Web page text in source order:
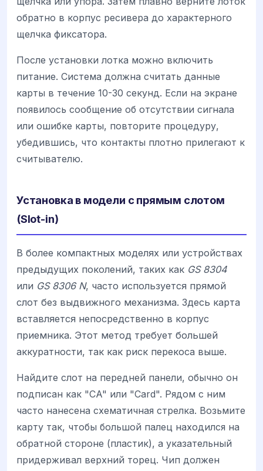
обратно в корпус ресивера до характерного
щелчка фиксатора.
После установки лотка можно включить
питание. Система должна считать данные
карты в течение 10-30 секунд. Если на экране
появилось сообщение об отсутствии сигнала
или ошибке карты, повторите процедуру,
убедившись, что контакты плотно прилегают к
считывателю.
Установка в модели с прямым слотом
(Slot-in)
В более компактных моделях или устройствах
предыдущих поколений, таких как GS 8304
или GS 8306 N, часто используется прямой
слот без выдвижного механизма. Здесь карта
вставляется непосредственно в корпус
приемника. Этот метод требует большей
аккуратности, так как риск перекоса выше.
Найдите слот на передней панели, обычно он
подписан как "CA" или "Card". Рядом с ним
часто нанесена схематичная стрелка. Возьмите
карту так, чтобы большой палец находился на
обратной стороне (пластик), а указательный
придерживал верхний торец. Чип должен